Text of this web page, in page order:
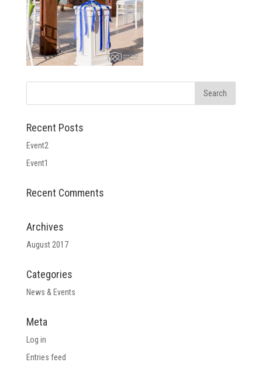
Recent Posts
Event2
Event1
Recent Comments
Archives
August 2017
Categories
News & Events
Meta
Log in
Entries feed